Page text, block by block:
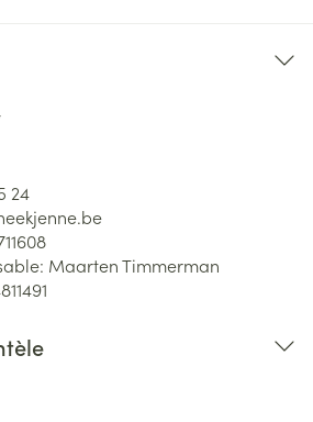
24
Maarten Timmerman